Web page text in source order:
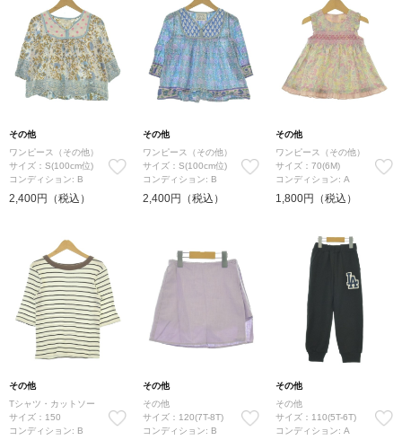
その他
ワンピース（その他）
サイズ：S(100cm位)
コンディション: B
2,400円（税込）
その他
ワンピース（その他）
サイズ：S(100cm位)
コンディション: B
2,400円（税込）
その他
ワンピース（その他）
サイズ：70(6M)
コンディション: A
1,800円（税込）
その他
Tシャツ・カットソー
サイズ：150
コンディション: B
その他
その他
サイズ：120(7T-8T)
コンディション: B
その他
その他
サイズ：110(5T-6T)
コンディション: A